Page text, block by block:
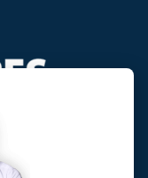
filosofia